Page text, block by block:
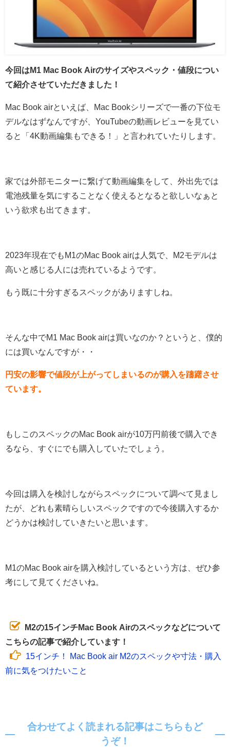
今回はM1 Mac Book Airのサイズやスペック・値段につい
て紹介させていただきました！
Mac Book airといえば、Mac Bookシリーズで一番の下位モ
デルなはずなんですが、YouTubeの動画レビューを見てい
ると「4K動画編集もできる！」と言われていたりします。
家では外部モニターに繋げて動画編集をして、外出先では
電池残量を気にすることなく使えるとなると欲しいなぁと
いう欲求も出てきます。
2023年現在でもM1のMac Book airは人気で、M2モデルは
高いと感じる人には売れているようです。
もう既に十分すぎるスペックがありますしね。
そんな中でM1 Mac Book airは買いなのか？というと、僕的
には買いなんですが・・
円安の影響で値段が上がってしまいるのが購入を躊躇させ
ています。
もしこのスペックのMac Book airが10万円前後で購入でき
るなら、すぐにでも購入していたでしょう。
今回は購入を検討しながらスペックについて調べて見まし
たが、どれも素晴らしいスペックですので今後購入するか
どうかは検討していきたいと思います。
M1のMac Book airを購入検討しているという方は、ぜひ参
考にして見てくださいね。
M2の15インチMac Book Airのスペックなどについて
こちらの記事で紹介しています！
15インチ！ Mac Book air M2のスペックや寸法・購入
前に気をつけたいこと
合わせてよく読まれる記事はこちらもど
うぞ！